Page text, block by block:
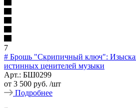
7
# Брошь "Скрипичный ключ":
истинных ценителей музыки
Арт.: БШ0299
от 3 500 руб. /шт
Подробнее